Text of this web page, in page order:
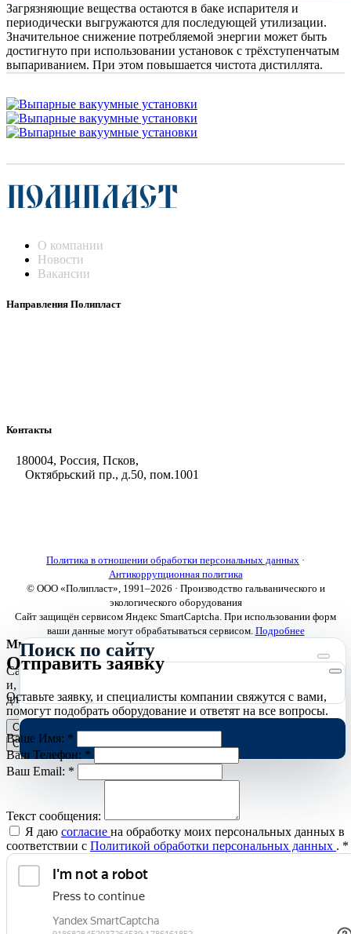
Загрязняющие вещества остаются в баке испарителя и
периодически выгружаются для последующей утилизации.
Значительное снижение потребляемой энергии может быть
достигнуто при использовании установок с трёхступенчатым
выпариванием. При этом повышается чистота дистиллята.
О компании
Новости
Вакансии
Направления Полипласт
Контакты
180004, Россия, Псков,
Октябрьский пр., д.50, пом.1001
Политика в отношении обработки персональных данных ·
Антикоррупционная политика
© ООО «Полипласт», 1991–2026 · Производство гальванического и
экологического оборудования
Сайт защищён сервисом Яндекс SmartCaptcha. При использовании форм
ваши данные могут обрабатываться сервисом. Подробнее
Поиск по сайту
Отправить заявку
Оставьте заявку, и специалисты компании свяжутся с вами,
помогут подобрать оборудование и ответят на все вопросы.
Ваше Имя: *
Ваш Телефон: *
Ваш Email: *
Текст сообщения:
Я даю согласие на обработку моих персональных данных в
соответствии с Политикой обработки персональных данных . *
Мы используем cookies
Сайт использует необходимые cookies для корректной работы
и, с вашего согласия, аналитические cookies Яндекс.Метрики
для улучшения сайта.Подробнее
Отклонить
Cookies